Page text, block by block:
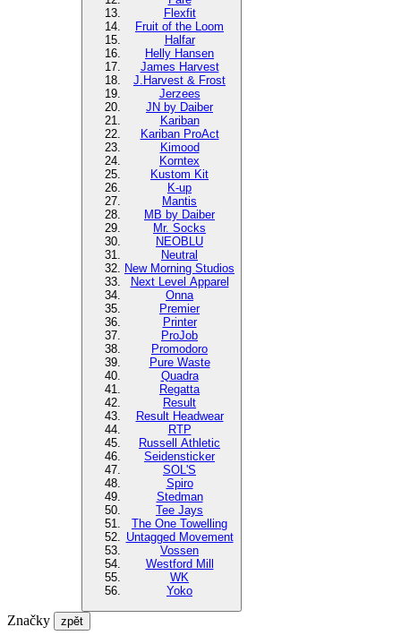
Flexfit
Fruit of the Loom
Halfar
Helly Hansen
James Harvest
J.Harvest & Frost
Jerzees
JN by Daiber
Kariban
Kariban ProAct
Kimood
Korntex
Kustom Kit
K-up
Mantis
MB by Daiber
Mr. Socks
NEOBLU
Neutral
New Morning Studios
Next Level Apparel
Onna
Premier
Printer
ProJob
Promodoro
Pure Waste
Quadra
Regatta
Result
Result Headwear
RTP
Russell Athletic
Seidensticker
SOL'S
Spiro
Stedman
Tee Jays
The One Towelling
Untagged Movement
Vossen
Westford Mill
WK
Yoko
Značky zpět